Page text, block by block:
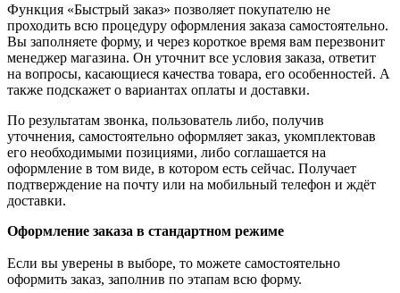
Функция «Быстрый заказ» позволяет покупателю не
проходить всю процедуру оформления заказа самостоятельно.
Вы заполняете форму, и через короткое время вам перезвонит
менеджер магазина. Он уточнит все условия заказа, ответит
на вопросы, касающиеся качества товара, его особенностей. А
также подскажет о вариантах оплаты и доставки.
По результатам звонка, пользователь либо, получив
уточнения, самостоятельно оформляет заказ, укомплектовав
его необходимыми позициями, либо соглашается на
оформление в том виде, в котором есть сейчас. Получает
подтверждение на почту или на мобильный телефон и ждёт
доставки.
Оформление заказа в стандартном режиме
Если вы уверены в выборе, то можете самостоятельно
оформить заказ, заполнив по этапам всю форму.